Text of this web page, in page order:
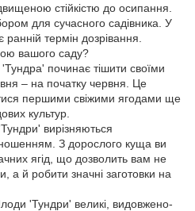
стійкістю до осипання.
для сучасного садівника. У
термін дозрівання.
вашого саду?
починає тішити своїми
– на початку червня. Це
першими свіжими ягодами ще
культур.
вирізняються
З дорослого куща ви
ягід, що дозволить вам не
а й робити значні заготовки на
'Тундри' великі, видовжено-